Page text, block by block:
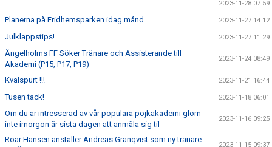
2023-11-28 07:59
Planerna på Fridhemsparken idag månd 2023-11-27 14:12
Julklappstips! 2023-11-27 11:29
Ängelholms FF Söker Tränare och Assisterande till
Akademi (P15, P17, P19)
2023-11-24 08:49
Kvalspurt !!! 2023-11-21 16:44
Tusen tack! 2023-11-18 06:01
Om du är intresserad av vår populära pojkakademi glöm
inte imorgon är sista dagen att anmäla sig til
2023-11-16 09:25
Roar Hansen anställer Andreas Granqvist som ny tränare
2023-11-15 09:37